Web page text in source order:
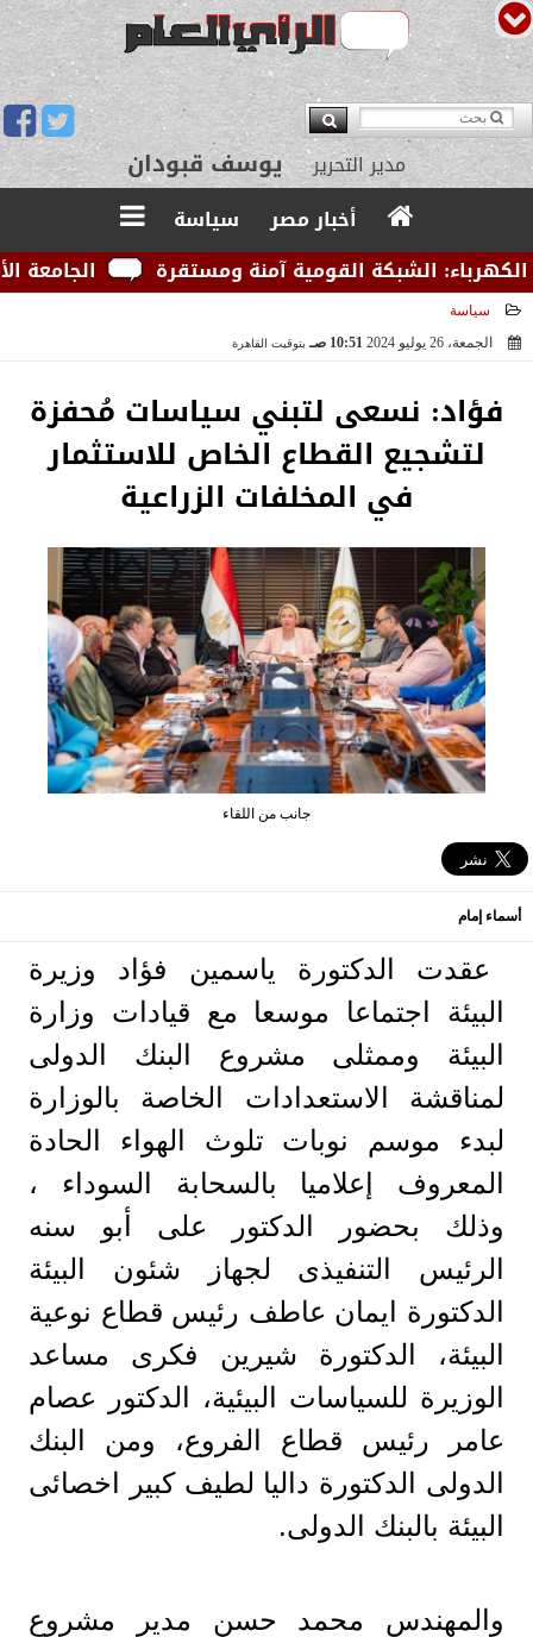
مدير التحرير يوسف قبودان
أخبار مصر
سياسة
الجامعة
الشبكة القومية آمنة ومستقرة
سياسة
الجمعة، 26 يوليو 2024
10:51 صـ بتوقيت القاهرة
فؤاد: نسعى لتبني سياسات مُحفزة
لتشجيع القطاع الخاص للاستثمار
في المخلفات الزراعية
جانب من اللقاء
أسماء إمام
عقدت الدكتورة ياسمين فؤاد وزيرة
البيئة اجتماعا موسعا مع قيادات وزارة
البيئة وممثلى مشروع البنك الدولى
لمناقشة الاستعدادات الخاصة بالوزارة
لبدء موسم نوبات تلوث الهواء الحادة
المعروف إعلاميا بالسحابة السوداء ،
وذلك بحضور الدكتور على أبو سنه
الرئيس التنفيذى لجهاز شئون البيئة
الدكتورة ايمان عاطف رئيس قطاع نوعية
البيئة، الدكتورة شيرين فكرى مساعد
الوزيرة للسياسات البيئية، الدكتور عصام
عامر رئيس قطاع الفروع، ومن البنك
الدولى الدكتورة داليا لطيف كبير اخصائى
البيئة بالبنك الدولى.
والمهندس محمد حسن مدير مشروع